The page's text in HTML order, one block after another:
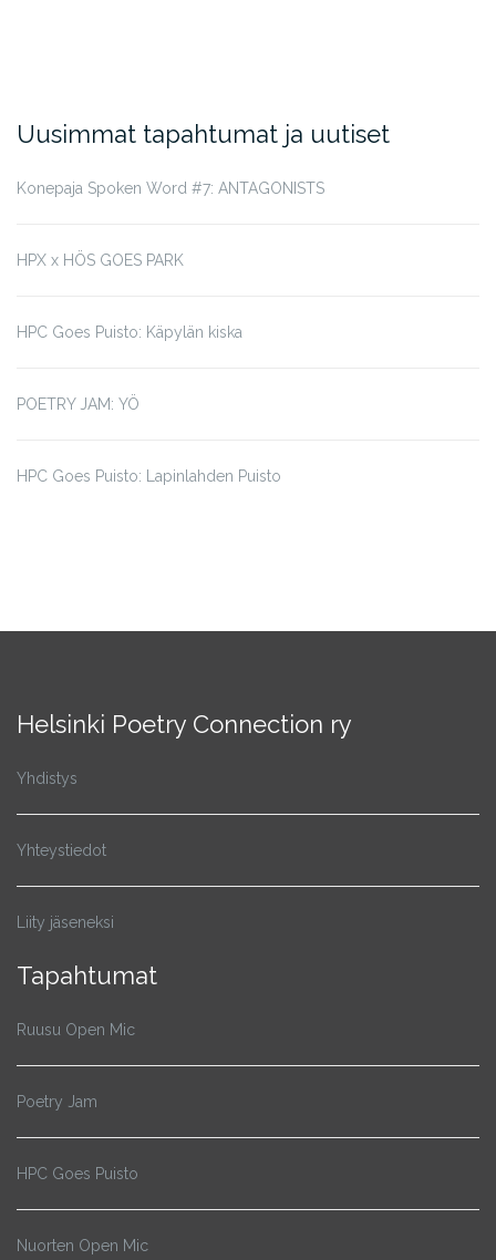
Uusimmat tapahtumat ja uutiset
Konepaja Spoken Word #7: ANTAGONISTS
HPX x HÖS GOES PARK
HPC Goes Puisto: Käpylän kiska
POETRY JAM: YÖ
HPC Goes Puisto: Lapinlahden Puisto
Helsinki Poetry Connection ry
Yhdistys
Yhteystiedot
Liity jäseneksi
Tapahtumat
Ruusu Open Mic
Poetry Jam
HPC Goes Puisto
Nuorten Open Mic